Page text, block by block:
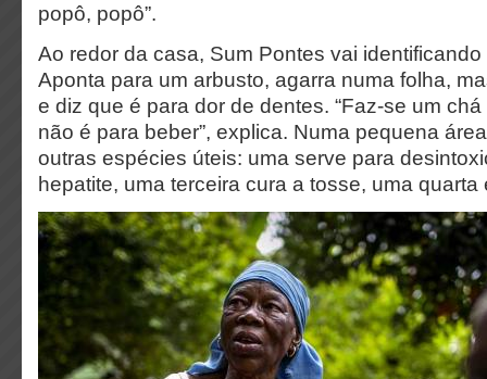
popô, popô”.
Ao redor da casa, Sum Pontes vai
Aponta para um arbusto, agarra numa folha,
e diz que é para dor de dentes. “Faz-se um
não é para beber”, explica. Numa pequena
outras espécies úteis: uma serve para
hepatite, uma terceira cura a tosse, uma quarta